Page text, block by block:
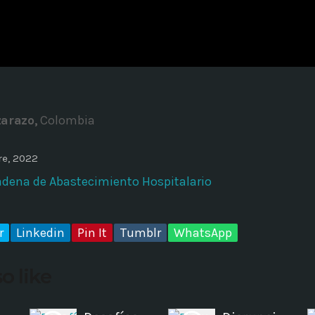
Time
Colombia
2022
de Abastecimiento Hospitalario
Linkedin Pin It Tumblr WhatsApp